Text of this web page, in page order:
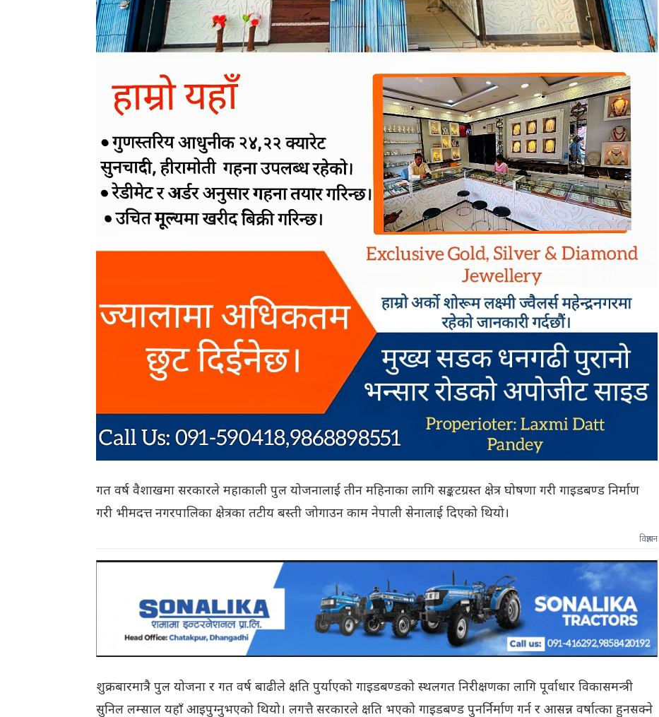
गत वर्ष वैशाखमा सरकारले महाकाली पुल योजनालाई तीन महिनाका लागि सङ्कटग्रस्त क्षेत्र घोषणा गरी गाइडबण्ड निर्माण
गरी भीमदत्त नगरपालिका क्षेत्रका तटीय बस्ती जोगाउन काम नेपाली सेनालाई दिएको थियो।
विज्ञापन
शुक्रबारमात्रै पुल योजना र गत वर्ष बाढीले क्षति पुर्याएको गाइडबण्डको स्थलगत निरीक्षणका लागि पूर्वाधार विकासमन्त्री
सुनिल लम्साल यहाँ आइपुग्नुभएको थियो। लगत्तै सरकारले क्षति भएको गाइडबण्ड पुनर्निर्माण गर्न र आसन्न वर्षात्का हुनसक्ने